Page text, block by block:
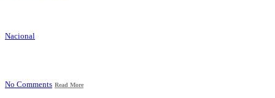
Nacional
No Comments Read More